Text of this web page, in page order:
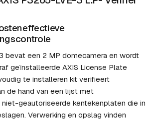
bevat een 2 MP domecamera en wordt
geïnstalleerde AXIS License Plate
te installeren kit verifieert
de hand van een lijst met
geautoriseerde kentekenplaten die in
Verwerking en opslag vinden